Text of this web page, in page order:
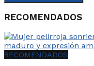
RECOMENDADOS
RECOMENDADOS